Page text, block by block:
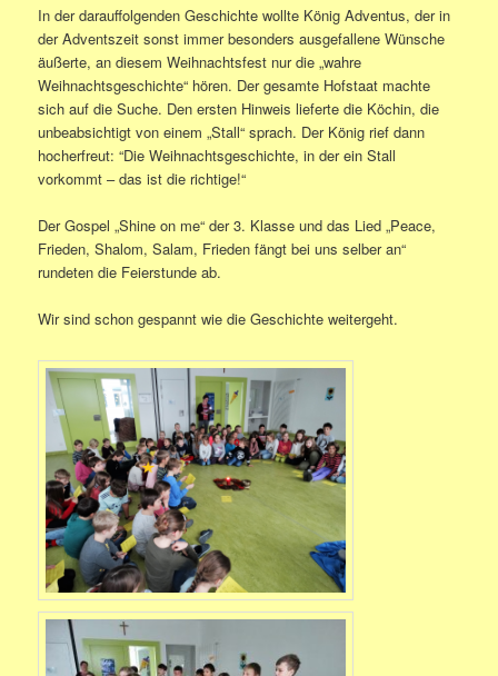
In der darauffolgenden Geschichte wollte König Adventus, der in
der Adventszeit sonst immer besonders ausgefallene Wünsche
äußerte, an diesem Weihnachtsfest nur die „wahre
Weihnachtsgeschichte“ hören. Der gesamte Hofstaat machte
sich auf die Suche. Den ersten Hinweis lieferte die Köchin, die
unbeabsichtigt von einem „Stall“ sprach. Der König rief dann
hocherfreut: “Die Weihnachtsgeschichte, in der ein Stall
vorkommt – das ist die richtige!“
Der Gospel „Shine on me“ der 3. Klasse und das Lied „Peace,
Frieden, Shalom, Salam, Frieden fängt bei uns selber an“
rundeten die Feierstunde ab.
Wir sind schon gespannt wie die Geschichte weitergeht.